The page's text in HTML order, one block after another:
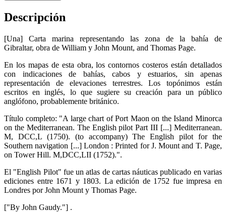
Descripción
[Una] Carta marina representando las zona de la bahía de
Gibraltar, obra de William y John Mount, and Thomas Page.
En los mapas de esta obra, los contornos costeros están detallados
con indicaciones de bahías, cabos y estuarios, sin apenas
representación de elevaciones terrestres. Los topónimos están
escritos en inglés, lo que sugiere su creación para un público
anglófono, probablemente británico.
Título completo: "A large chart of Port Maon on the Island Minorca
on the Mediterranean. The English pilot Part III [...] Mediterranean.
M, DCC,L (1750). (to accompany) The English pilot for the
Southern navigation [...] London : Printed for J. Mount and T. Page,
on Tower Hill. M,DCC,LII (1752).".
El "English Pilot" fue un atlas de cartas náuticas publicado en varias
ediciones entre 1671 y 1803. La edición de 1752 fue impresa en
Londres por John Mount y Thomas Page.
["By John Gaudy."] .